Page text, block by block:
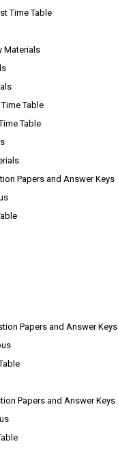
Time Table
Materials
Table
Table
Papers and Answer Keys
Papers and Answer Keys
Papers and Answer Keys